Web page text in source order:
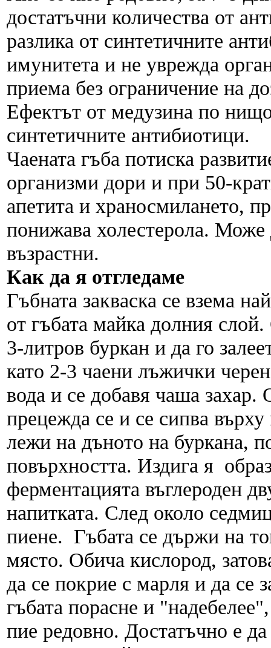
достатъчни количества от
разлика от синтетичните
имунитета и не уврежда
приема без ограничение на
Ефектът от медузина по
синтетичните антибиотици.
Чаената гъба потиска
организми дори и при 50-
апетита и храносмилането,
понижава холестерола. Може
възрастни.
Как да я отгледаме
Гъбната закваска се взема
от гъбата майка долния
3-литров буркан и да го
като 2-3 чаени лъжички
вода и се добавя чаша захар.
прецежда се и се сипва
лежи на дъното на буркана,
повърхността. Издига я
ферментацията въглероден
напитката. След около
пиене. Гъбата се държи на
място. Обича кислород,
да се покрие с марля и да се
гъбата порасне и
пие редовно. Достатъчно е